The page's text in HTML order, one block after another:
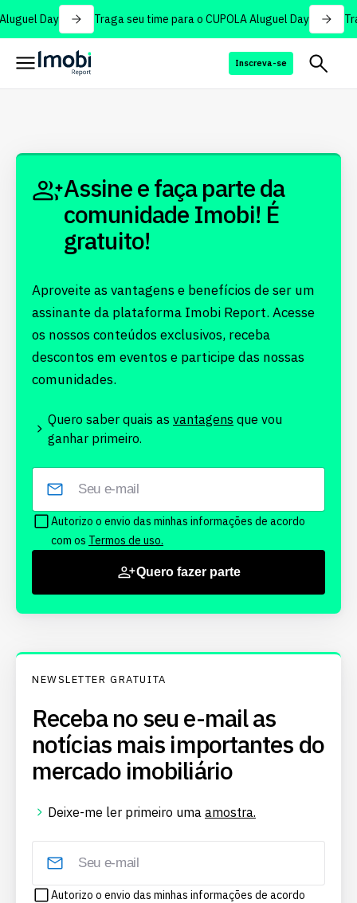
Day Traga seu time para o CUPOLA Aluguel Day
Inscreva-se
Assine e faça parte da
comunidade Imobi! É
gratuito!
Aproveite as vantagens e benefícios de ser um
assinante da plataforma Imobi Report. Acesse
os nossos conteúdos exclusivos, receba
descontos em eventos e participe das nossas
comunidades.
Quero saber quais as vantagens que vou
ganhar primeiro.
Autorizo o envio das minhas informações de acordo
com os Termos de uso.
Quero fazer parte
NEWSLETTER GRATUITA
Receba no seu e-mail as
notícias mais importantes do
mercado imobiliário
Deixe-me ler primeiro uma amostra.
Autorizo o envio das minhas informações de acordo